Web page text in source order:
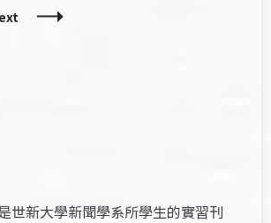
世新大學新聞學系所學生的實習刊